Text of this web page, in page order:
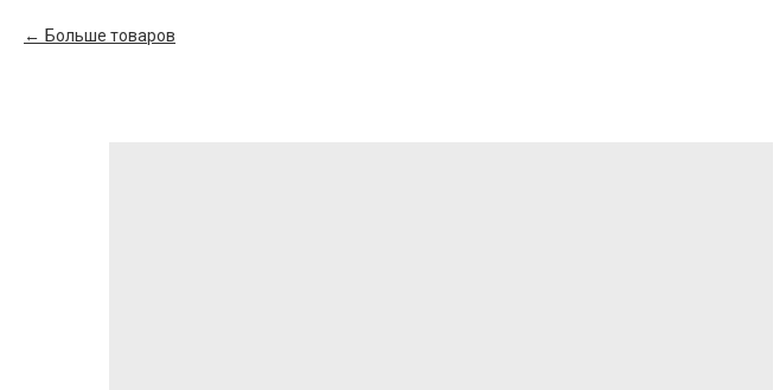
Больше товаров